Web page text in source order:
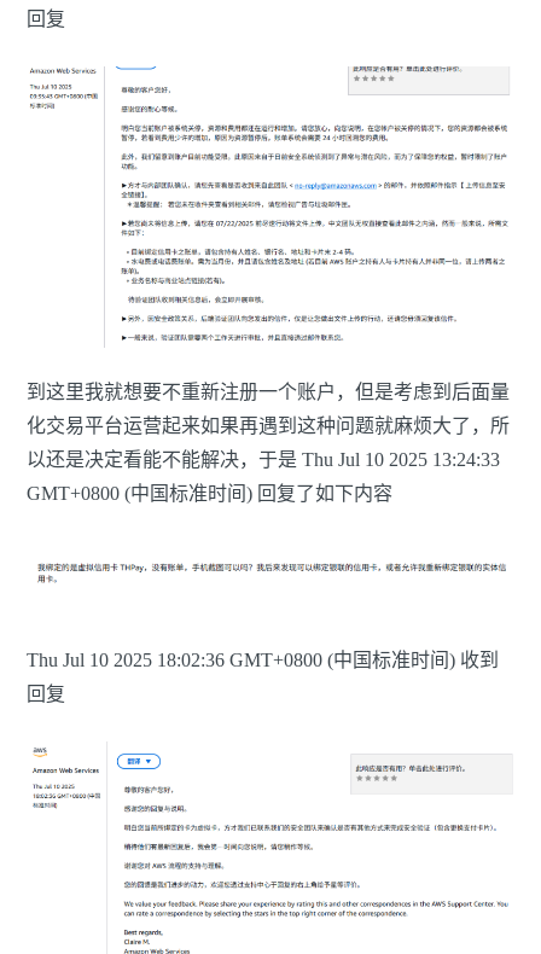
回复
到这里我就想要不重新注册一个账户，但是考虑到后面量
化交易平台运营起来如果再遇到这种问题就麻烦大了，所
以还是决定看能不能解决，于是 Thu Jul 10 2025 13:24:33
GMT+0800 (中国标准时间) 回复了如下内容
Thu Jul 10 2025 18:02:36 GMT+0800 (中国标准时间) 收到
回复